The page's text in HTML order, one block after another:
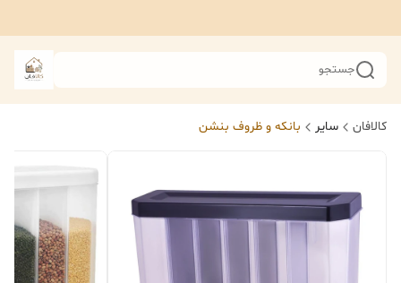
جستجو
کالافان سایر بانکه و ظروف بنشن